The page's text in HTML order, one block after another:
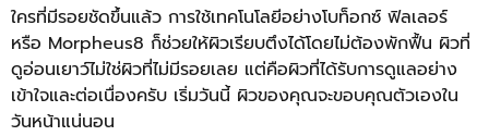
ใครที่มีรอยชัดขึ้นแล้ว การใช้เทคโนโลยีอย่างโบท็อกซ์ ฟิลเลอร์
หรือ Morpheus8 ก็ช่วยให้ผิวเรียบตึงได้โดยไม่ต้องพักฟื้น ผิวที่
ดูอ่อนเยาว์ไม่ใช่ผิวที่ไม่มีรอยเลย แต่คือผิวที่ได้รับการดูแลอย่าง
เข้าใจและต่อเนื่องครับ เริ่มวันนี้ ผิวของคุณจะขอบคุณตัวเองใน
วันหน้าแน่นอน